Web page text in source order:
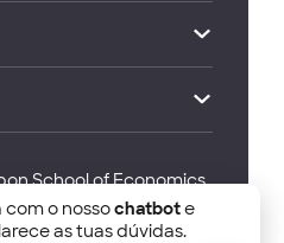
School of Economics
com o nossochatbote
as tuas dúvidas.